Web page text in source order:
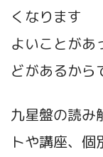
くなります
よいことがあ
どがあるから
九星盤の読み
トや講座、